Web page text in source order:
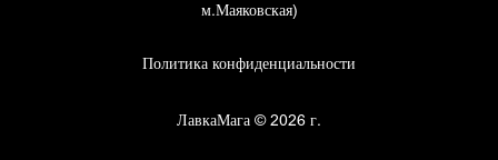
м.Маяковская)
Политика конфиденциальности
ЛавкаМага © 2026 г.